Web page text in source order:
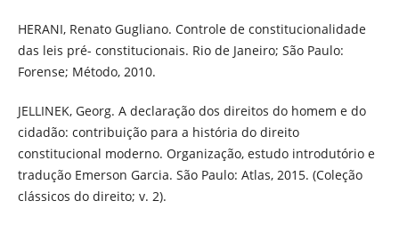
HERANI, Renato Gugliano. Controle de constitucionalidade
das leis pré- constitucionais. Rio de Janeiro; São Paulo:
Forense; Método, 2010.
JELLINEK, Georg. A declaração dos direitos do homem e do
cidadão: contribuição para a história do direito
constitucional moderno. Organização, estudo introdutório e
tradução Emerson Garcia. São Paulo: Atlas, 2015. (Coleção
clássicos do direito; v. 2).